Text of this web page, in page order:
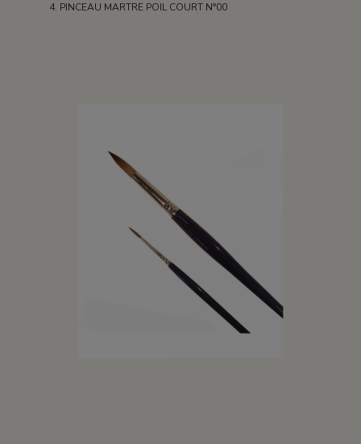
PINCEAU MARTRE POIL COURT N°00